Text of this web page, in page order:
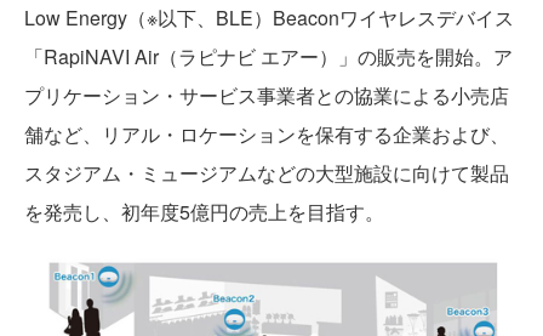
Low Energy（※以下、BLE）Beaconワイヤレスデバイス
「RapiNAVI Air（ラピナビ エアー）」の販売を開始。ア
プリケーション・サービス事業者との協業による小売店
舗など、リアル・ロケーションを保有する企業および、
スタジアム・ミュージアムなどの大型施設に向けて製品
を発売し、初年度5億円の売上を目指す。